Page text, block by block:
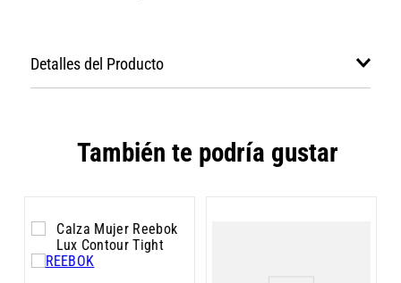
Detalles del Producto
También te podría gustar